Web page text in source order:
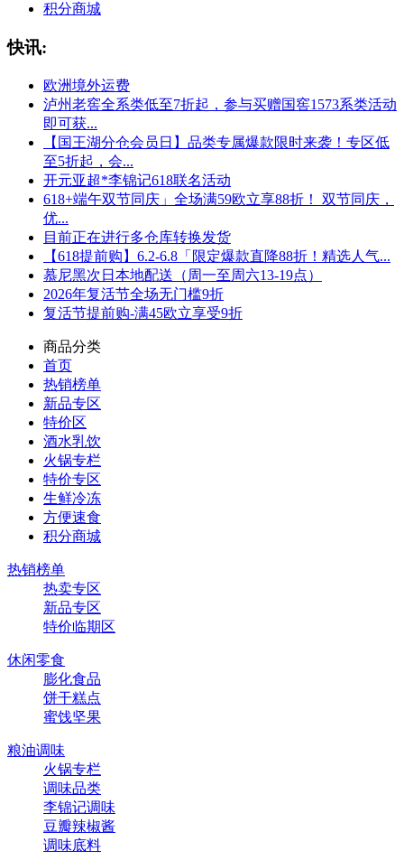
积分商城
快讯:
欧洲境外运费
泸州老窖全系类低至7折起，参与买赠国窖1573系类活动
即可获...
【国王湖分仓会员日】品类专属爆款限时来袭！专区低
至5折起，会...
开元亚超*李锦记618联名活动
618+端午双节同庆」全场满59欧立享88折！ 双节同庆，
优...
目前正在进行多仓库转换发货
【618提前购】6.2-6.8「限定爆款直降88折！精选人气...
慕尼黑次日本地配送（周一至周六13-19点）
2026年复活节全场无门槛9折
复活节提前购-满45欧立享受9折
商品分类
首页
热销榜单
新品专区
特价区
酒水乳饮
火锅专栏
特价专区
生鲜冷冻
方便速食
积分商城
热销榜单
热卖专区
新品专区
特价临期区
休闲零食
膨化食品
饼干糕点
蜜饯坚果
粮油调味
火锅专栏
调味品类
李锦记调味
豆瓣辣椒酱
调味底料